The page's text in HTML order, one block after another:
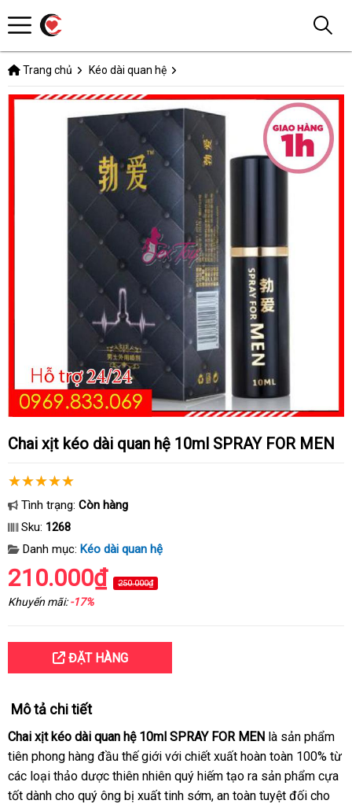
Trang chủ Kéo dài quan hệ
Chai xịt kéo dài quan hệ 10ml SPRAY FOR MEN
Tình trạng: Còn hàng
Sku: 1268
Danh mục: Kéo dài quan hệ
210.000₫ 250.000₫
Khuyến mãi:-17%
ĐẶT HÀNG
Mô tả chi tiết
Chai xịt kéo dài quan hệ 10ml SPRAY FOR MEN là sản phẩm
tiên phong hàng đầu thế giới an
toàn
với chiết xuất hoàn toàn 100% từ
các loại thảo dược thiên nhiên quý hiếm tạo ra sản phẩm cựa
tốt dành cho quý ông bị xuất tinh sớmđặt
, an toàn giá
tuyệt đối cho